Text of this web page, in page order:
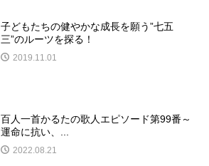
子どもたちの健やかな成長を願う”七五
三”のルーツを探る！
2019.11.01
百人一首かるたの歌人エピソード第99番～
運命に抗い、...
2022.08.21